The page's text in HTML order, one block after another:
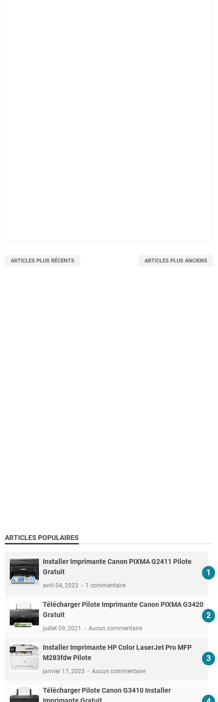
ARTICLES PLUS RÉCENTS ARTICLES PLUS ANCIENS
ARTICLES POPULAIRES
Installer Imprimante Canon PIXMA G2411 Pilote
Gratuit
avril 04, 2023 1 commentaire
Télécharger Pilote Imprimante Canon PIXMA G3420
Gratuit
juillet 09, 2021 Aucun commentaire
Installer Imprimante HP Color LaserJet Pro MFP
M283fdw Pilote
janvier 17, 2023 Aucun commentaire
Télécharger Pilote Canon G3410 Installer